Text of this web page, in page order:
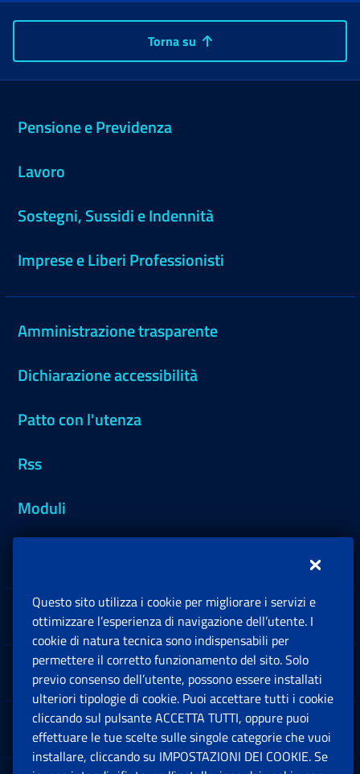
Torna su
Pensione e Previdenza
Lavoro
Sostegni, Sussidi e Indennità
Imprese e Liberi Professionisti
Amministrazione trasparente
Dichiarazione accessibilità
Patto con l'utenza
Rss
Moduli
Sedi e Contatti
Software
Note Legali
Questo sito utilizza i cookie per migliorare i servizi e
ottimizzare l’esperienza di navigazione dell’utente. I
cookie di natura tecnica sono indispensabili per
permettere il corretto funzionamento del sito. Solo
previo consenso dell’utente, possono essere installati
ulteriori tipologie di cookie. Puoi accettare tutti i cookie
cliccando sul pulsante ACCETTA TUTTI, oppure puoi
effettuare le tue scelte sulle singole categorie che vuoi
installare, cliccando su IMPOSTAZIONI DEI COOKIE. Se